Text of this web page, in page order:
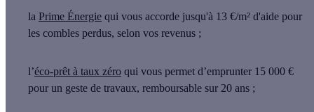
la Prime Énergie qui vous accorde jusqu'à 13 €/m² d'aide pour
les combles perdus, selon vos revenus ;
l’éco-prêt à taux zéro qui vous permet d’emprunter 15 000 €
pour un geste de travaux, remboursable sur 20 ans ;